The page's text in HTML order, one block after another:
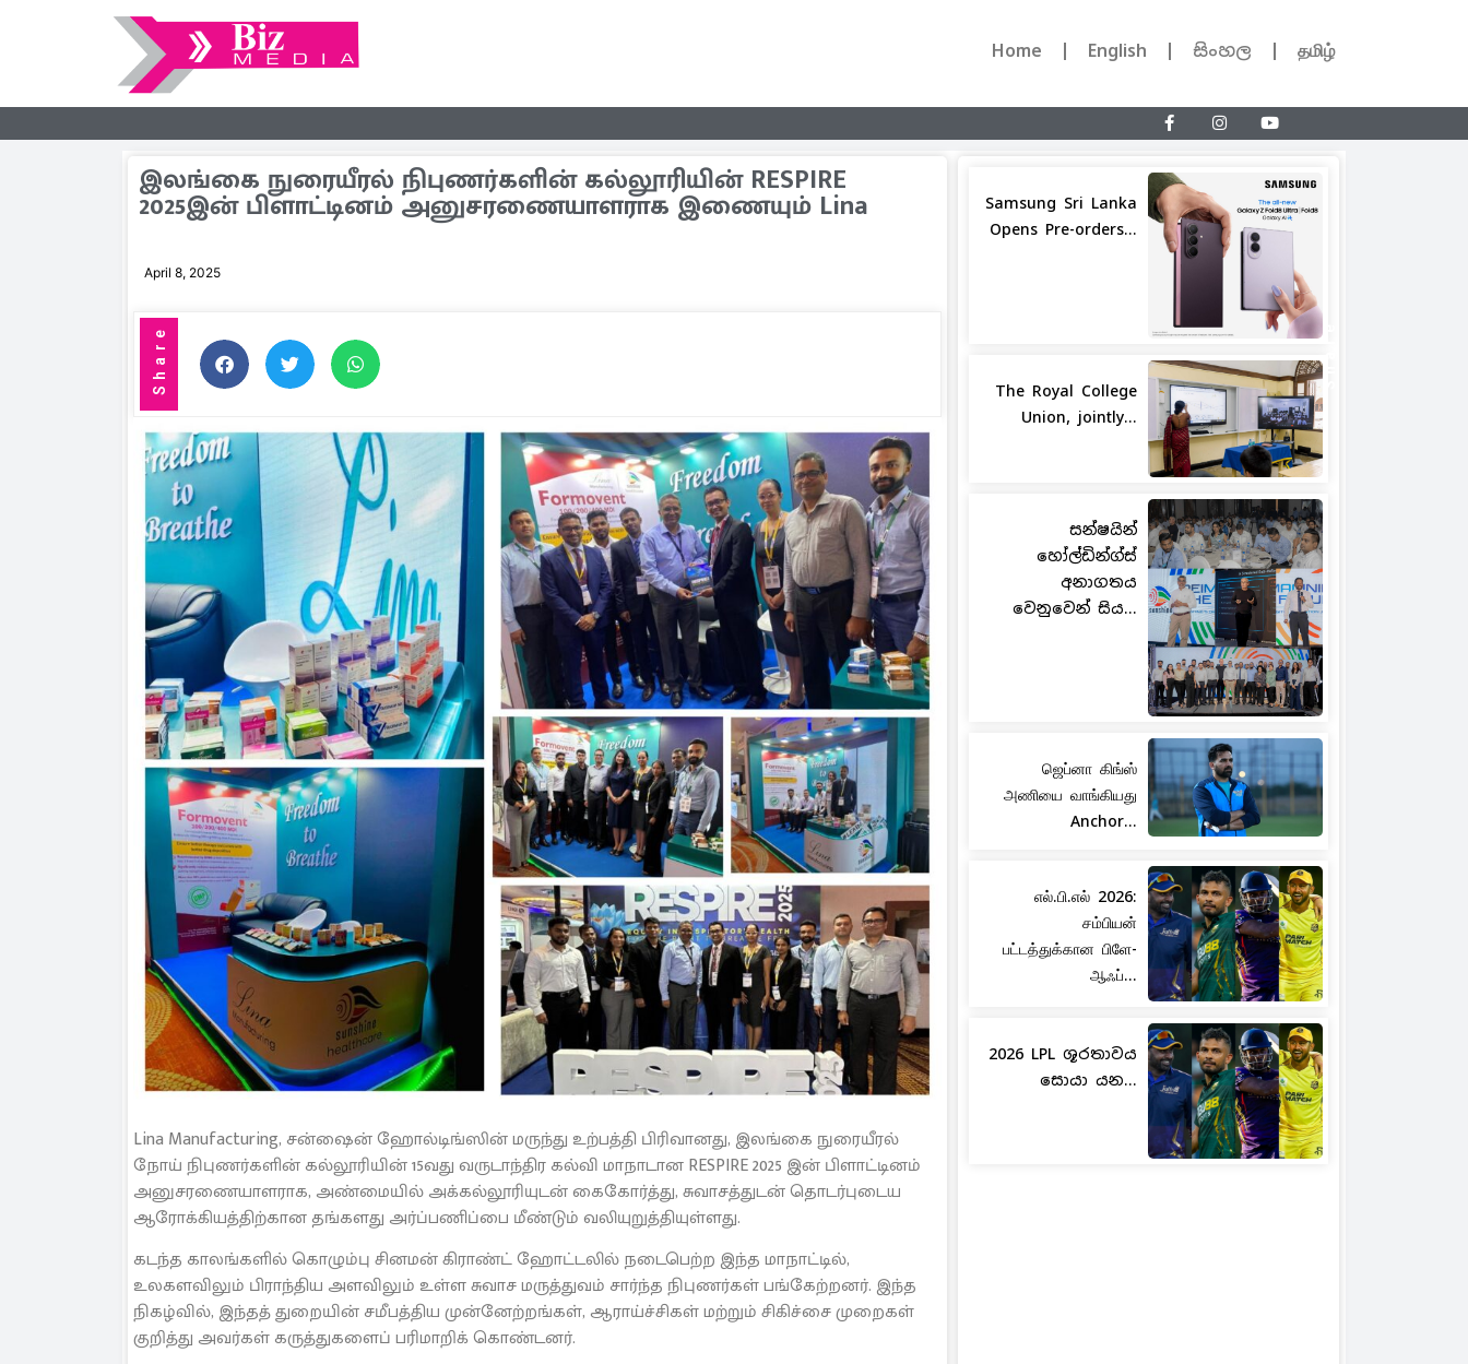
Home English සිංහල தமிழ்
இலங்கை நுரையீரல் நிபுணர்களின் கல்லூரியின் RESPIRE
2025இன் பிளாட்டினம் அனுசரணையாளராக இணையும் Lina
April 8, 2025
Share Share
Lina Manufacturing, சன்ஷைன் ஹோல்டிங்ஸின் மருந்து உற்பத்தி பிரிவானது, இலங்கை நுரையீரல்
நோய் நிபுணர்களின் கல்லூரியின் 15வது வருடாந்திர கல்வி மாநாடான RESPIRE 2025 இன் பிளாட்டினம்
அனுசரணையாளராக, அண்மையில் அக்கல்லூரியுடன் கைகோர்த்து, சுவாசத்துடன் தொடர்புடைய
ஆரோக்கியத்திற்கான தங்களது அர்ப்பணிப்பை மீண்டும் வலியுறுத்தியுள்ளது.
கடந்த காலங்களில் கொழும்பு சினமன் கிராண்ட் ஹோட்டலில் நடைபெற்ற இந்த மாநாட்டில்,
உலகளவிலும் பிராந்திய அளவிலும் உள்ள சுவாச மருத்துவம் சார்ந்த நிபுணர்கள் பங்கேற்றனர். இந்த
நிகழ்வில், இந்தத் துறையின் சமீபத்திய முன்னேற்றங்கள், ஆராய்ச்சிகள் மற்றும் சிகிச்சை முறைகள்
குறித்து அவர்கள் கருத்துகளைப் பரிமாறிக் கொண்டனர்.
Samsung Sri Lanka
Opens Pre-orders...
The Royal College
Union, jointly...
සන්ෂයින්
හෝල්ඩින්ග්ස්
අනාගතය
වෙනුවෙන් සිය...
ஜெப்னா கிங்ஸ்
அணியை வாங்கியது
Anchor...
எல்.பி.எல் 2026:
சம்பியன்
பட்டத்துக்கான பிளே-
ஆஃப்...
2026 LPL ශූරතාවය
සොයා යන...